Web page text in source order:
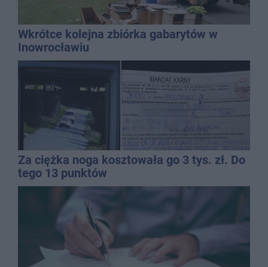
Wkrótce kolejna zbiórka gabarytów w
Inowrocławiu
Za ciężka noga kosztowała go 3 tys. zł. Do
tego 13 punktów